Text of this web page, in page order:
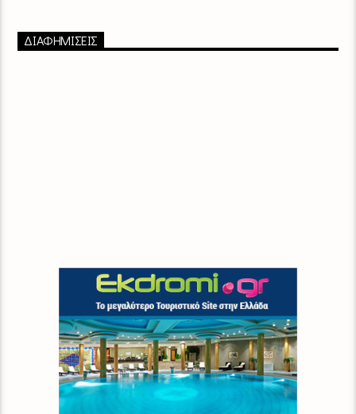
ΔΙΑΦΗΜΙΣΕΙΣ